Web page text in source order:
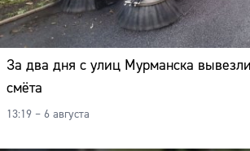
За два дня с улиц Мурманска
смёта
13:19 – 6 августа